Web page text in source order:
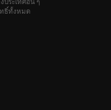
ประเทศอื่น ๆ
ทธิ์ทั้งหมด